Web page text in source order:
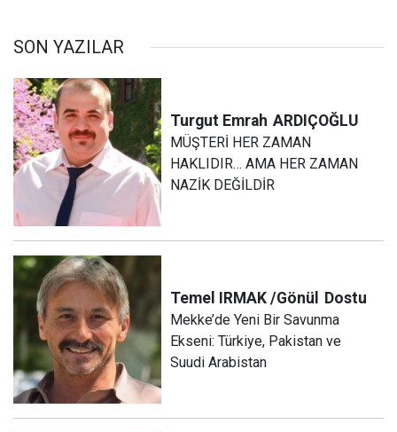
SON YAZILAR
Turgut Emrah ARDIÇOĞLU
MÜŞTERİ HER ZAMAN
HAKLIDIR… AMA HER ZAMAN
NAZİK DEĞİLDİR
Temel IRMAK /Gönül Dostu
Mekke’de Yeni Bir Savunma
Ekseni: Türkiye, Pakistan ve
Suudi Arabistan